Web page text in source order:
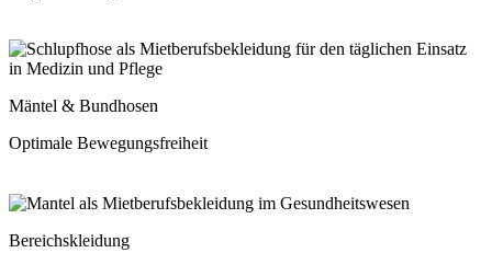
Mäntel & Bundhosen
Optimale Bewegungsfreiheit
Bereichskleidung